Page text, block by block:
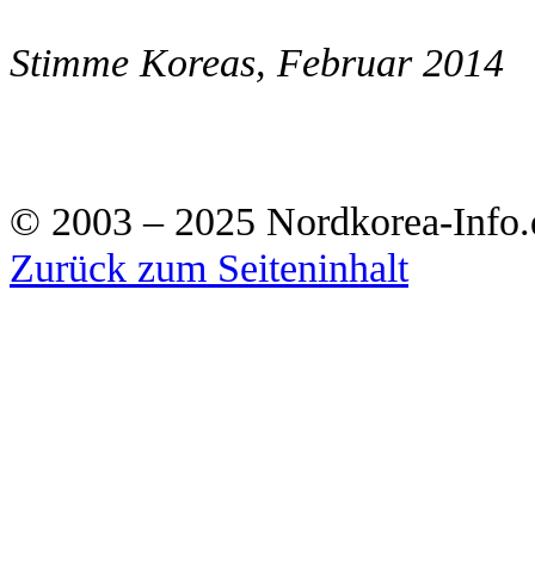
Stimme Koreas, Februar 2014
© 2003 – 2025 Nordkorea-
Zurück zum Seiteninhalt